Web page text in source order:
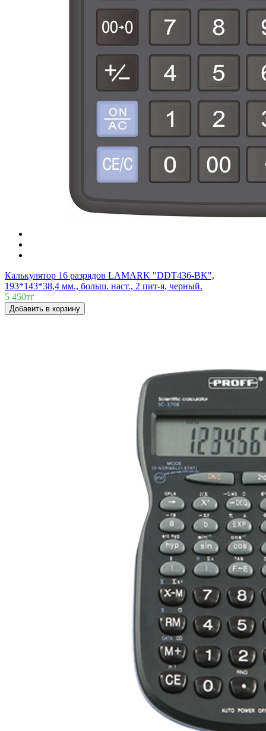
Калькулятор 16 разрядов LAMARK "DDT436-BK",
193*143*38,4 мм., больш. наст., 2 пит-я, черный.
5 450тг
Добавить в корзину